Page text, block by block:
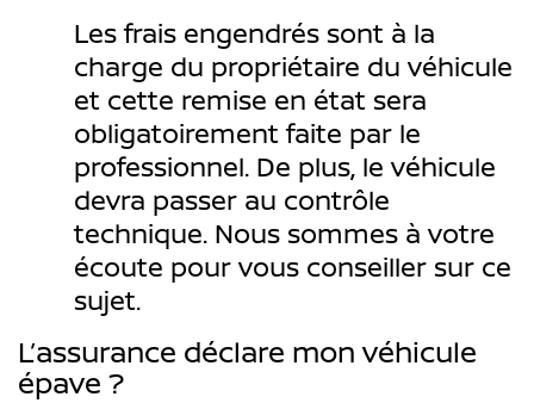
Les frais engendrés sont à la
charge du propriétaire du véhicule
et cette remise en état sera
obligatoirement faite par le
professionnel. De plus, le véhicule
devra passer au contrôle
technique. Nous sommes à votre
écoute pour vous conseiller sur ce
sujet.
L’assurance déclare mon véhicule
épave ?